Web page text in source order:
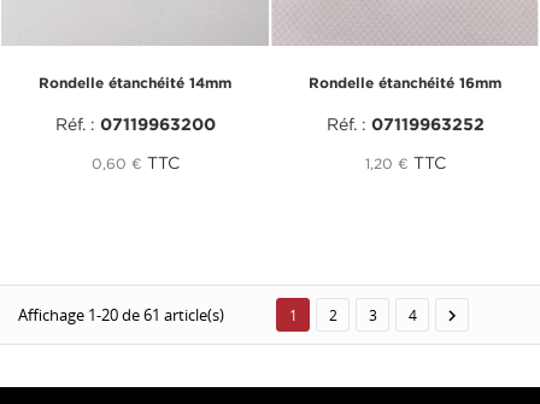
Rondelle étanchéité 14mm
Réf. : 07119963200
0,60 € TTC
Rondelle étanchéité 16mm
Réf. : 07119963252
1,20 € TTC
Affichage 1-20 de 61 article(s) 1 2 3 4 